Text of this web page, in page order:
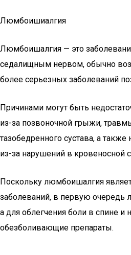
Люмбоишиалгия
Люмбоишалгия — это
седалищным нервом, обычно
более серьезных заболеваний
Причинами могут быть
из-за позвоночной грыжи,
тазобедренного сустава, а
из-за нарушений в кровеносной
Поскольку люмбоишалгия
заболеваний, в первую очередь
а для облегчения боли в спине и
обезболивающие препараты.